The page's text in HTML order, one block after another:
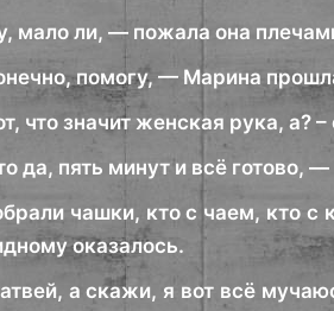
мало ли, — пожала она
помогу, — Марина
что значит женская рука, а?
да, пять минут и всё готово, —
чашки, кто с чаем, кто
оказалось.
а скажи, я вот всё